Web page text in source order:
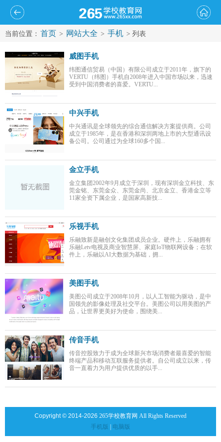
当前位置： 首页 > 网站大全 > 手机 > 列表
威图手机
纬图通信贸易（中国）有限公司成立于2011年，旗下的
VERTU（纬图）手机自2008年进入中国市场以来，迅速
受到中国消费者的喜爱。VERTU...
中兴手机
中兴通讯是全球领先的综合通信解决方案提供商。公司
成立于1985年，是在香港和深圳两地上市的大型通讯设
备公司。公司通过为全球160多个国...
金立手机
金立集团2002年9月成立于深圳，现有深圳金立科技、东
莞金铭、东莞金众、东莞金尚、北京金立、香港金立等
11家全资下属企业，是国家高新技...
乐视手机
乐融致新是融创文化集团成员企业。硬件上，乐融拥有
乐融Letv电视及商业智慧屏、家庭IoT物联网设备；在软
件上，乐融以AI大数据为基础，拥...
美图手机
美图公司成立于2008年10月，以人工智能为驱动，是中
国领先的影像处理及社交平台。美图公司以用美图的产
品，让世界更美好为使命，围绕美...
传音手机
传音控股致力于成为全球新兴市场消费者最喜爱的智能
终端产品和移动互联服务提供者。自公司成立以来，传
音一直着力为用户提供优质的以手...
Copyright © 2014-2026 265学校教育网 All Rights Reserved
手机版
电脑版